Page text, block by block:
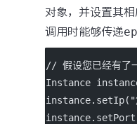
对象，并设置其
调用时能够传递
// 假设您已经有了
Instance
instance. setIp( "
instance. setPort